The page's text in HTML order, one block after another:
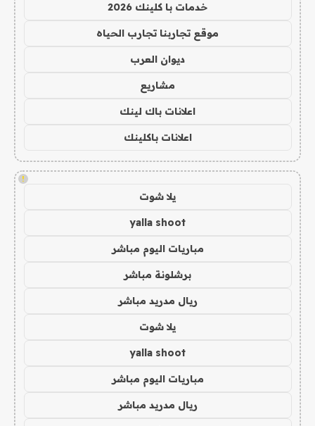
خدمات با كلينك 2026
موقع تجاربنا تجارب الحياه
ديوان العرب
مشاريع
اعلانات باك لينك
اعلانات باكلينك
!
يلا شوت
yalla shoot
مباريات اليوم مباشر
برشلونة مباشر
ريال مدريد مباشر
يلا شوت
yalla shoot
مباريات اليوم مباشر
ريال مدريد مباشر